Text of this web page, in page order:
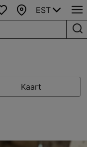
Lemmikud
Kaart
EST
Kaart